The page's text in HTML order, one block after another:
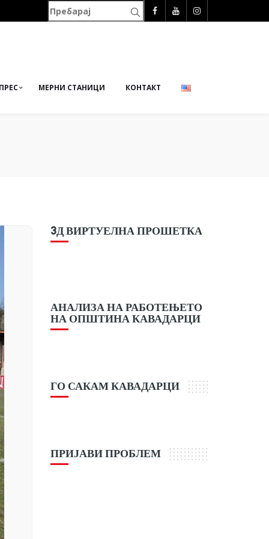
ПРЕС МЕРНИ СТАНИЦИ КОНТАКТ
3Д ВИРТУЕЛНА ПРОШЕТКА
АНАЛИЗА НА РАБОТЕЊЕТО
НА ОПШТИНА КАВАДАРЦИ
ГО САКАМ КАВАДАРЦИ
ПРИЈАВИ ПРОБЛЕМ